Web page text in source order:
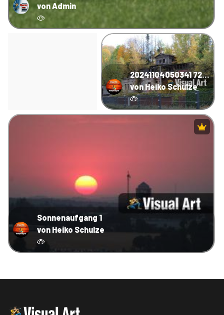
von Admin
20241104050341 72c8bf65
von Heiko Schulze
Sonnenaufgang 1
von Heiko Schulze